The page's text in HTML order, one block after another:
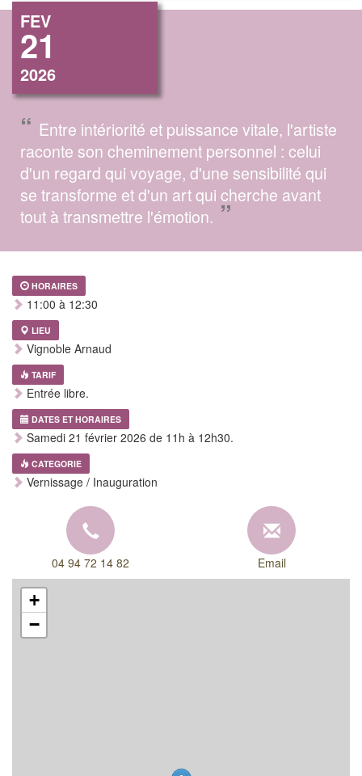
FEV
21
2026
“ Entre intériorité et puissance vitale, l'artiste
raconte son cheminement personnel : celui
d'un regard qui voyage, d'une sensibilité qui
se transforme et d'un art qui cherche avant
tout à transmettre l'émotion.”
HORAIRES
11:00 à 12:30
LIEU
Vignoble Arnaud
TARIF
Entrée libre.
DATES ET HORAIRES
Samedi 21 février 2026 de 11h à 12h30.
CATEGORIE
Vernissage / Inauguration
04 94 72 14 82 Email
+
−